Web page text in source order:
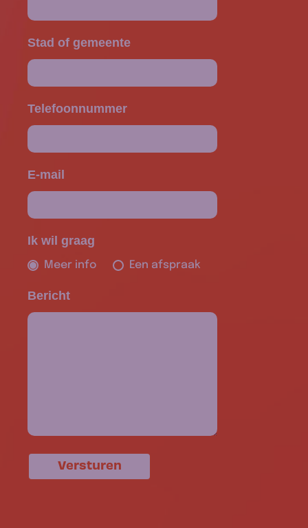
Stad of gemeente
Telefoonnummer
E-mail
Meer info Een afspraak
Ik wil graag
Bericht
Versturen